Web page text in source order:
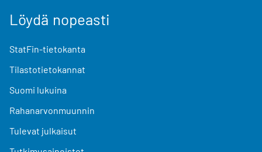
Löydä nopeasti
StatFin-tietokanta
Tilastotietokannat
Suomi lukuina
Rahanarvonmuunnin
Tulevat julkaisut